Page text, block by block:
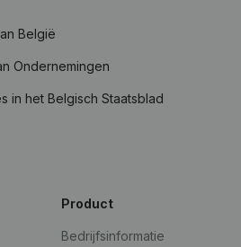
België
Ondernemingen
in het Belgisch Staatsblad
Product
Bedrijfsinformatie